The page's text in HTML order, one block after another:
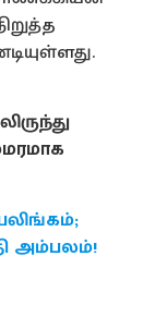
அம்பலம்!